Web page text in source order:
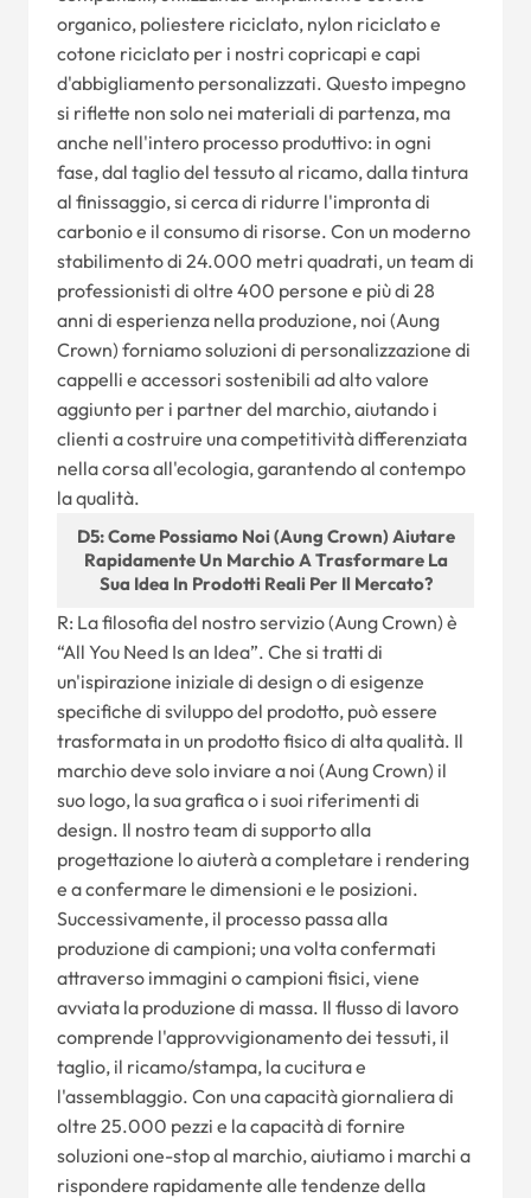
organico, poliestere riciclato, nylon riciclato e
cotone riciclato per i nostri copricapi e capi
d'abbigliamento personalizzati. Questo impegno
si riflette non solo nei materiali di partenza, ma
anche nell'intero processo produttivo: in ogni
fase, dal taglio del tessuto al ricamo, dalla tintura
al finissaggio, si cerca di ridurre l'impronta di
carbonio e il consumo di risorse. Con un moderno
stabilimento di 24.000 metri quadrati, un team di
professionisti di oltre 400 persone e più di 28
anni di esperienza nella produzione, noi (Aung
Crown) forniamo soluzioni di personalizzazione di
cappelli e accessori sostenibili ad alto valore
aggiunto per i partner del marchio, aiutando i
clienti a costruire una competitività differenziata
nella corsa all'ecologia, garantendo al contempo
la qualità.
D5: Come Possiamo Noi (Aung Crown) Aiutare
Rapidamente Un Marchio A Trasformare La
Sua Idea In Prodotti Reali Per Il Mercato?
R: La filosofia del nostro servizio (Aung Crown) è
“All You Need Is an Idea”. Che si tratti di
un'ispirazione iniziale di design o di esigenze
specifiche di sviluppo del prodotto, può essere
trasformata in un prodotto fisico di alta qualità. Il
marchio deve solo inviare a noi (Aung Crown) il
suo logo, la sua grafica o i suoi riferimenti di
design. Il nostro team di supporto alla
progettazione lo aiuterà a completare i rendering
e a confermare le dimensioni e le posizioni.
Successivamente, il processo passa alla
produzione di campioni; una volta confermati
attraverso immagini o campioni fisici, viene
avviata la produzione di massa. Il flusso di lavoro
comprende l'approvvigionamento dei tessuti, il
taglio, il ricamo/stampa, la cucitura e
l'assemblaggio. Con una capacità giornaliera di
oltre 25.000 pezzi e la capacità di fornire
soluzioni one-stop al marchio, aiutiamo i marchi a
rispondere rapidamente alle tendenze della